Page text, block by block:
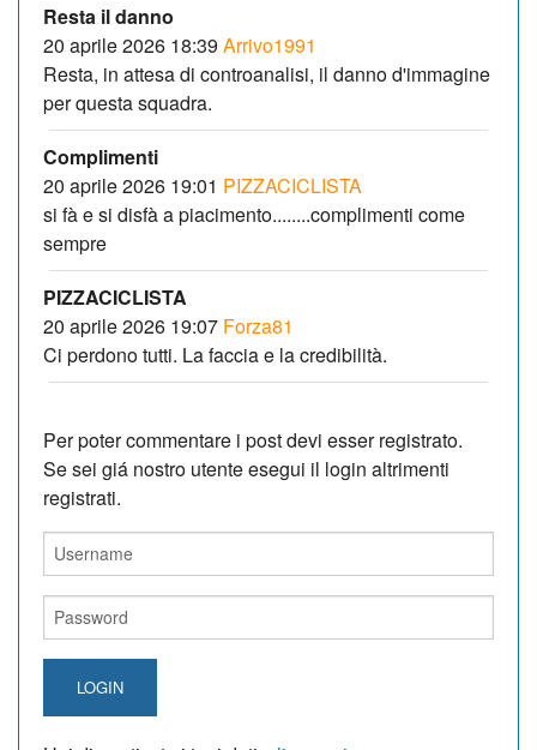
Resta il danno
20 aprile 2026 18:39 Arrivo1991
Resta, in attesa di controanalisi, il danno d'immagine
per questa squadra.
Complimenti
20 aprile 2026 19:01 PIZZACICLISTA
si fà e si disfà a piacimento........complimenti come
sempre
PIZZACICLISTA
20 aprile 2026 19:07 Forza81
Ci perdono tutti. La faccia e la credibilità.
Per poter commentare i post devi esser registrato.
Se sei giá nostro utente esegui il login altrimenti
registrati.
LOGIN